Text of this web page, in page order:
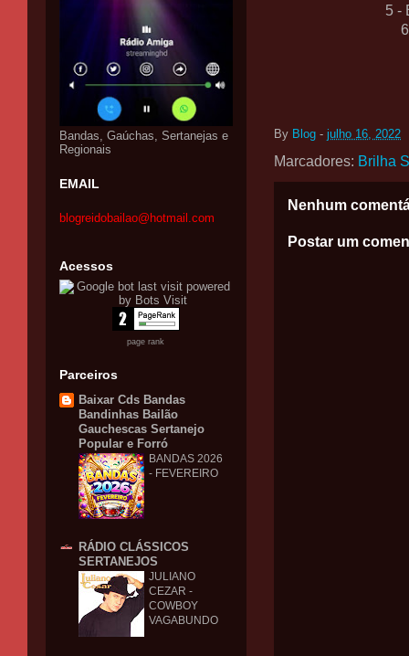
5 -
By Blog - julho 16, 2022
Marcadores: Brilha
Nenhum
Postar um
Bandas, Gaúchas, Sertanejas e
Regionais
EMAIL
blogreidobailao@hotmail.com
Acessos
page rank
Parceiros
Baixar Cds Bandas
Bandinhas Bailão
Gauchescas Sertanejo
Popular e Forró
BANDAS 2026
- FEVEREIRO
RÁDIO CLÁSSICOS
SERTANEJOS
JULIANO
CEZAR -
COWBOY
VAGABUNDO